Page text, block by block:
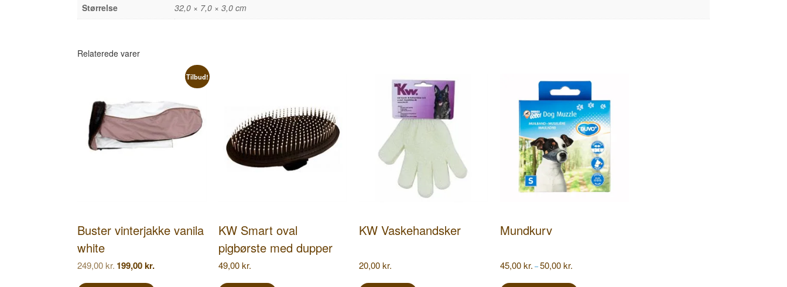
Størrelse
32,0 × 7,0 × 3,0 cm
Relaterede varer
Tilbud!
Buster vinterjakke vanila
white
249,00kr. Den
oprindelige
pris
199,00kr.
KW Smart oval
pigbørste med dupper
49,00kr.
KW Vaskehandsker
20,00kr.
Mundkurv
45,00kr. – 50,00kr.
til